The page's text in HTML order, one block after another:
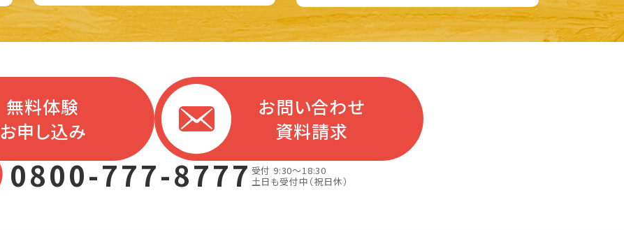
無料体験
お申し込み
お問い合わせ
資料請求
0800-777-8777受付 9:30～18:30
土日も受付中（祝日休）